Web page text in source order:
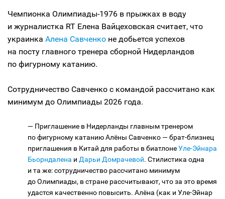
Чемпионка Олимпиады-1976 в прыжках в воду
и журналистка RT Елена Вайцеховская считает, что
украинка Алена Савченко не добьется успехов
на посту главного тренера сборной Нидерландов
по фигурному катанию.
Сотрудничество Савченко с командой рассчитано как
минимум до Олимпиады 2026 года.
— Приглашение в Нидерланды главным тренером
по фигурному катанию Алёны Савченко — брат-близнец
приглашения в Китай для работы в биатлонеУле-Эйнара
Бьорндалена и Дарьи Домрачевой. Стилистика одна
и та же: сотрудничество рассчитано минимум
до Олимпиады, в стране рассчитывают, что за это время
удастся качественно повысить. Алёна (как и Уле-Эйнар